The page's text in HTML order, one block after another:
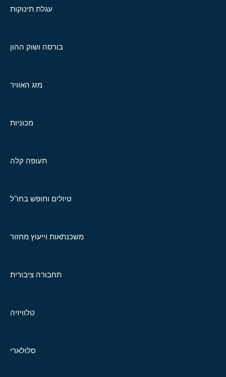
עגלת תינוקות
בורסה ושוק ההון
מזג האוויר
מכוניות
תעופה קלה
טיולים וחופש בחו"ל
משכנתאות וייעוץ מחזור
תחבורה ציבורית
טלוויזיה
סלולארי